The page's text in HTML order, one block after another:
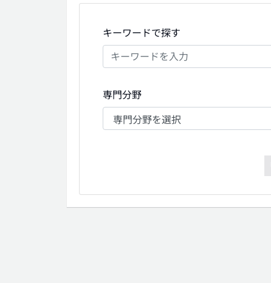
キーワードで探す
専門分野